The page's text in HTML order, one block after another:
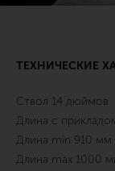
ТЕХНИЧЕСКИЕ
Cтвол 14 дюймов
Длина с
Длина min 910 мм
Длина max 1000